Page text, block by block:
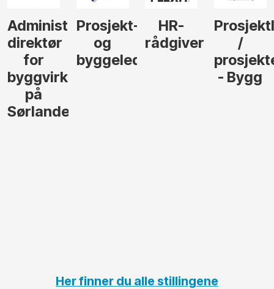
Administrerende
direktør
for
byggvirksomhet
på
Sørlandet
Prosjekt-
og
byggeleder
HR-
rådgiver
/
- Bygg
Her finner du alle stillingene